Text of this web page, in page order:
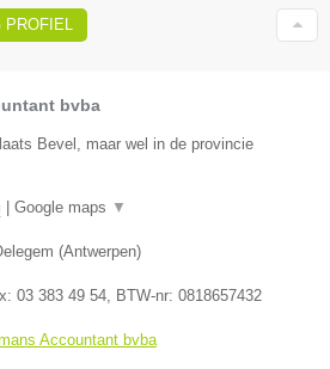
bvba
Bevel, maar wel in de provincie
Google maps ▼
(Antwerpen)
03 383 49 54 , BTW-nr: 0818657432
Accountant bvba